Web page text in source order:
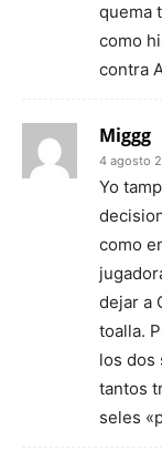
quema
como
contra
Miggg
4 agosto
Yo
como
dejar a
toalla.
los dos
tantos
seles